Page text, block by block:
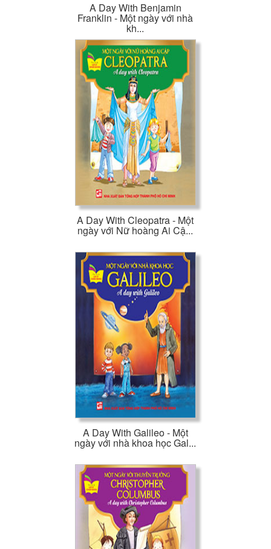
A Day With Benjamin
Franklin - Một ngày với nhà
kh...
A Day With Cleopatra - Một
ngày với Nữ hoàng Ai Cậ...
A Day With Galileo - Một
ngày với nhà khoa học Gal...